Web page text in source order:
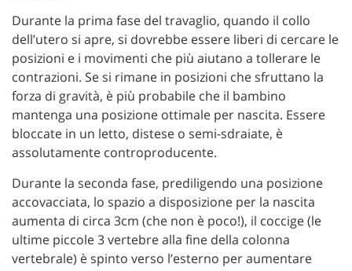
Durante la prima fase del travaglio, quando il collo
dell’utero si apre, si dovrebbe essere liberi di cercare le
posizioni e i movimenti che più aiutano a tollerare le
contrazioni. Se si rimane in posizioni che sfruttano la
forza di gravità, è più probabile che il bambino
mantenga una posizione ottimale per nascita. Essere
bloccate in un letto, distese o semi-sdraiate, è
assolutamente controproducente.
Durante la seconda fase, prediligendo una posizione
accovacciata, lo spazio a disposizione per la nascita
aumenta di circa 3cm (che non è poco!), il coccige (le
ultime piccole 3 vertebre alla fine della colonna
vertebrale) è spinto verso l’esterno per aumentare